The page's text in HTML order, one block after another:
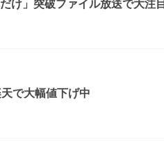
け」突破ファイル放送で大注
で大幅値下げ中